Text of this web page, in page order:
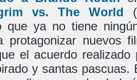
vs. The World
que ya no tiene
protagonizar nuevos
el acuerdo realizado
y santas pascuas.